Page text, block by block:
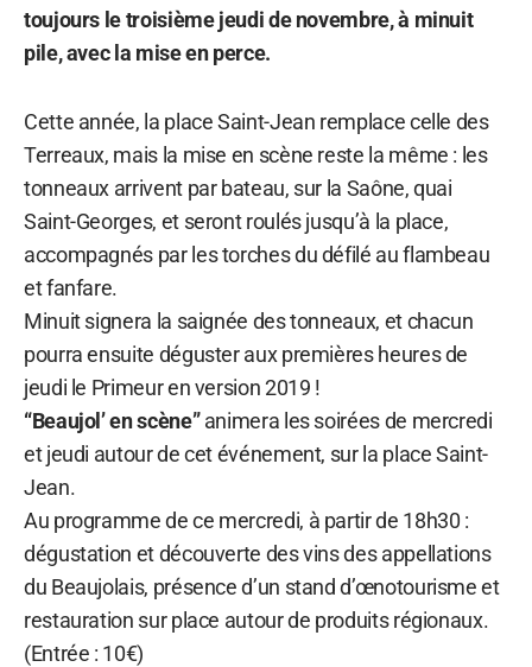
toujours le troisième jeudi de novembre, à minuit
pile, avec la mise en perce.
Cette année, la place Saint-Jean remplace celle des
Terreaux, mais la mise en scène reste la même : les
tonneaux arrivent par bateau, sur la Saône, quai
Saint-Georges, et seront roulés jusqu’à la place,
accompagnés par les torches du défilé au flambeau
et fanfare.
Minuit signera la saignée des tonneaux, et chacun
pourra ensuite déguster aux premières heures de
jeudi le Primeur en version 2019 !
“Beaujol’ en scène”animera les soirées de mercredi
et jeudi autour de cet événement, sur la place Saint-
Jean.
Au programme de ce mercredi, à partir de 18h30 :
dégustation et découverte des vins des appellations
du Beaujolais, présence d’un stand d’œnotourisme et
restauration sur place autour de produits régionaux.
(Entrée : 10€)